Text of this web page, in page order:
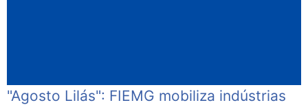
"Agosto Lilás": FIEMG mobiliza indústrias